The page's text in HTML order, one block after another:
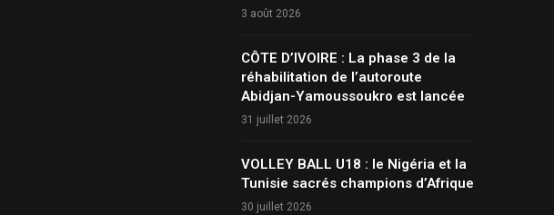
3 août 2026
CÔTE D’IVOIRE : La phase 3 de la
réhabilitation de l’autoroute
Abidjan-Yamoussoukro est lancée
31 juillet 2026
VOLLEY BALL U18 : le Nigéria et la
Tunisie sacrés champions d’Afrique
30 juillet 2026